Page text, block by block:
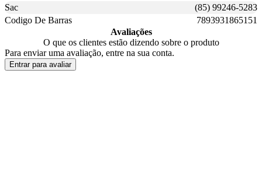
Sac
(85) 99246-5283
Codigo De Barras
7893931865151
Avaliações
O que os clientes estão dizendo sobre o produto
Para enviar uma avaliação, entre na sua conta.
Entrar para avaliar